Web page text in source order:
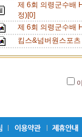
제 6회 의령군수배
정)[0]
제 6회 의령군수배
킴스&넘버원스포